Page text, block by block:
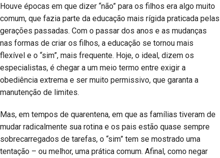
Houve épocas em que dizer “não” para os filhos era algo muito
comum, que fazia parte da educação mais rígida praticada pelas
gerações passadas. Com o passar dos anos e as mudanças
nas formas de criar os filhos, a educação se tornou mais
flexível e o “sim”, mais frequente. Hoje, o ideal, dizem os
especialistas, é chegar a um meio termo entre exigir a
obediência extrema e ser muito permissivo, que garanta a
manutenção de limites.
Mas, em tempos de quarentena, em que as famílias tiveram de
mudar radicalmente sua rotina e os pais estão quase sempre
sobrecarregados de tarefas, o “sim” tem se mostrado uma
tentação – ou melhor, uma prática comum. Afinal, como negar